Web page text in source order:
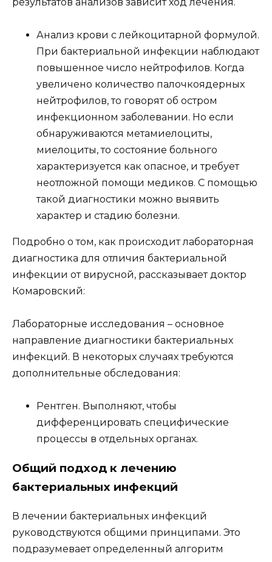
Анализ крови с лейкоцитарной формулой.
При бактериальной инфекции наблюдают
повышенное число нейтрофилов. Когда
увеличено количество палочкоядерных
нейтрофилов, то говорят об остром
инфекционном заболевании. Но если
обнаруживаются метамиелоциты,
миелоциты, то состояние больного
характеризуется как опасное, и требует
неотложной помощи медиков. С помощью
такой диагностики можно выявить
характер и стадию болезни.
Подробно о том, как происходит лабораторная
диагностика для отличия бактериальной
инфекции от вирусной, рассказывает доктор
Комаровский:
Лабораторные исследования – основное
направление диагностики бактериальных
инфекций. В некоторых случаях требуются
дополнительные обследования:
Рентген. Выполняют, чтобы
дифференцировать специфические
процессы в отдельных органах.
Общий подход к лечению
бактериальных инфекций
В лечении бактериальных инфекций
руководствуются общими принципами. Это
подразумевает определенный алгоритм